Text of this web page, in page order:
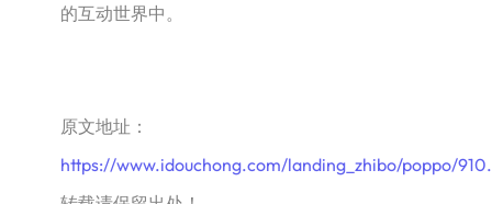
的互动世界中。
原文地址：
https://www.idouchong.com/landing_zhibo/poppo/